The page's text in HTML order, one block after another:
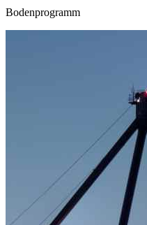
Bodenprogramm